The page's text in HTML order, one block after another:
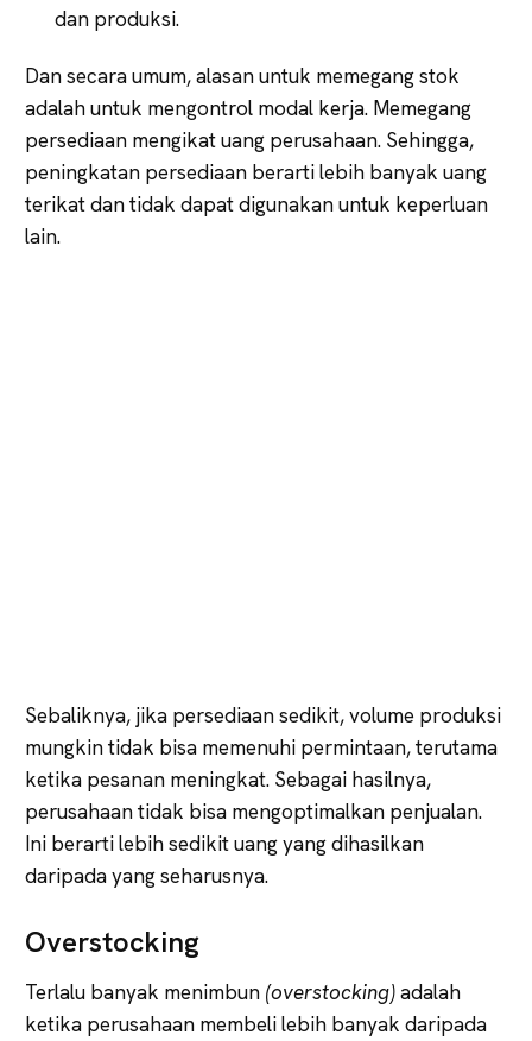
dan produksi.
Dan secara umum, alasan untuk memegang stok
adalah untuk mengontrol modal kerja. Memegang
persediaan mengikat uang perusahaan. Sehingga,
peningkatan persediaan berarti lebih banyak uang
terikat dan tidak dapat digunakan untuk keperluan
lain.
Sebaliknya, jika persediaan sedikit, volume produksi
mungkin tidak bisa memenuhi permintaan, terutama
ketika pesanan meningkat. Sebagai hasilnya,
perusahaan tidak bisa mengoptimalkan penjualan.
Ini berarti lebih sedikit uang yang dihasilkan
daripada yang seharusnya.
Overstocking
Terlalu banyak menimbun (overstocking)adalah
ketika perusahaan membeli lebih banyak daripada